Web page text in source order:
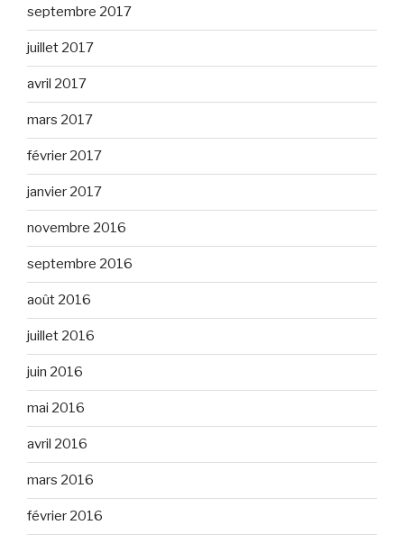
septembre 2017
juillet 2017
avril 2017
mars 2017
février 2017
janvier 2017
novembre 2016
septembre 2016
août 2016
juillet 2016
juin 2016
mai 2016
avril 2016
mars 2016
février 2016